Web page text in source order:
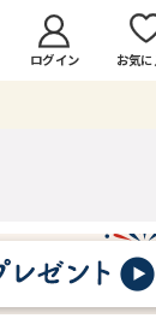
ログイン お気に